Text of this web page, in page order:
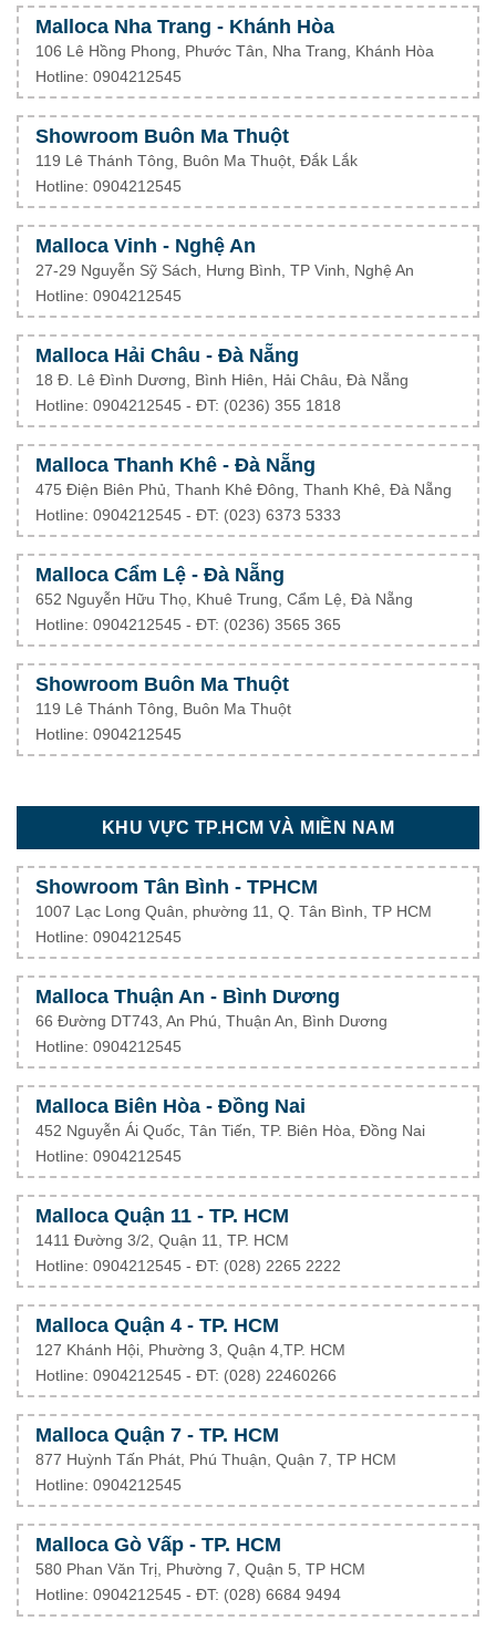
Malloca Nha Trang - Khánh Hòa
106 Lê Hồng Phong, Phước Tân, Nha Trang, Khánh Hòa
Hotline: 0904212545
Showroom Buôn Ma Thuột
119 Lê Thánh Tông, Buôn Ma Thuột, Đắk Lắk
Hotline: 0904212545
Malloca Vinh - Nghệ An
27-29 Nguyễn Sỹ Sách, Hưng Bình, TP Vinh, Nghệ An
Hotline: 0904212545
Malloca Hải Châu - Đà Nẵng
18 Đ. Lê Đình Dương, Bình Hiên, Hải Châu, Đà Nẵng
Hotline: 0904212545 - ĐT: (0236) 355 1818
Malloca Thanh Khê - Đà Nẵng
475 Điện Biên Phủ, Thanh Khê Đông, Thanh Khê, Đà Nẵng
Hotline: 0904212545 - ĐT: (023) 6373 5333
Malloca Cẩm Lệ - Đà Nẵng
652 Nguyễn Hữu Thọ, Khuê Trung, Cẩm Lệ, Đà Nẵng
Hotline: 0904212545 - ĐT: (0236) 3565 365
Showroom Buôn Ma Thuột
119 Lê Thánh Tông, Buôn Ma Thuột
Hotline: 0904212545
KHU VỰC TP.HCM VÀ MIỀN NAM
Showroom Tân Bình - TPHCM
1007 Lạc Long Quân, phường 11, Q. Tân Bình, TP HCM
Hotline: 0904212545
Malloca Thuận An - Bình Dương
66 Đường DT743, An Phú, Thuận An, Bình Dương
Hotline: 0904212545
Malloca Biên Hòa - Đồng Nai
452 Nguyễn Ái Quốc, Tân Tiến, TP. Biên Hòa, Đồng Nai
Hotline: 0904212545
Malloca Quận 11 - TP. HCM
1411 Đường 3/2, Quận 11, TP. HCM
Hotline: 0904212545 - ĐT: (028) 2265 2222
Malloca Quận 4 - TP. HCM
127 Khánh Hội, Phường 3, Quận 4,TP. HCM
Hotline: 0904212545 - ĐT: (028) 22460266
Malloca Quận 7 - TP. HCM
877 Huỳnh Tấn Phát, Phú Thuận, Quận 7, TP HCM
Hotline: 0904212545
Malloca Gò Vấp - TP. HCM
580 Phan Văn Trị, Phường 7, Quận 5, TP HCM
Hotline: 0904212545 - ĐT: (028) 6684 9494